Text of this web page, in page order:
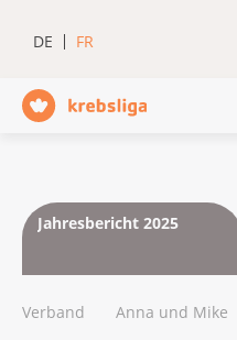
DE FR
Jahresbericht 2025
Verband Anna und Mike